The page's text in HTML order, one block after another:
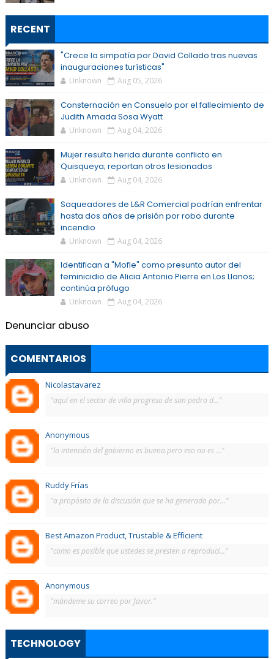
RECENT
"Crece la simpatía por David Collado tras nuevas
inauguraciones turísticas"
Unknown Aug 05, 2026
Consternación en Consuelo por el fallecimiento de
Judith Amada Sosa Wyatt
Unknown Aug 04, 2026
Mujer resulta herida durante conflicto en
Quisqueya; reportan otros lesionados
Unknown Aug 04, 2026
Saqueadores de L&R Comercial podrían enfrentar
hasta dos años de prisión por robo durante
incendio
Unknown Aug 04, 2026
Identifican a "Mofle" como presunto autor del
feminicidio de Alicia Antonio Pierre en Los Llanos;
continúa prófugo
Unknown Aug 04, 2026
Denunciar abuso
COMENTARIOS
Nicolastavarez
"aquí en el sector de villa progreso de san pedro d..."
Anonymous
"la intención del gobierno es buena.pero eso no es ..."
Ruddy Frías
"a propósito de la discusión que se ha generado por..."
Best Amazon Product, Trustable & Efficient
"como es posible que ustedes se presten a reproduci..."
Anonymous
"màndeme su correo por favor."
TECHNOLOGY